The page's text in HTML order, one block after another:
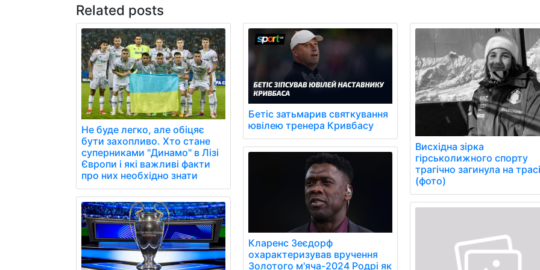
Related posts
Не буде легко, але обіцяє
бути захопливо. Хто стане
суперниками "Динамо" в Лізі
Європи і які важливі факти
про них необхідно знати
Бетіс затьмарив святкування
ювілею тренера Кривбасу
Кларенс Зеєдорф
охарактеризував вручення
Золотого м'яча-2024 Родрі як
Висхідна зірка
гірськолижного спорту
трагічно загинула на трасі
(фото)